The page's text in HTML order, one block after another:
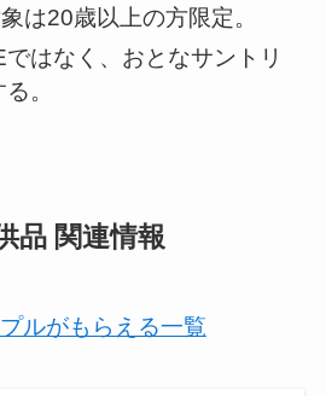
は20歳以上の方限定。
はなく、おとなサントリ
。
品 関連情報
ルがもらえる一覧